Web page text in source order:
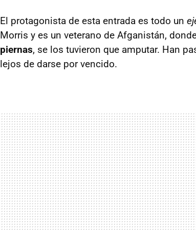
El protagonista de esta entrada es todo un
Morris y es un veterano de Afganistán,
piernas, se los tuvieron que amputar. Han
lejos de darse por vencido.